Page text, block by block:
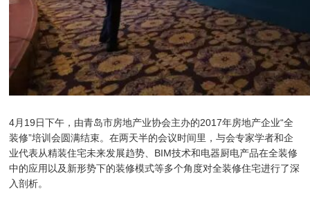
4月19日下午，由青岛市房地产业协会主办的2017年房地产企业“全
装修”培训会圆满结束。在两天半的会议时间里，与会专家学者和企
业代表从精装住宅未来发展趋势、BIM技术和电器厨电产品在全装修
中的应用以及新形势下的装修模式等多个角度对全装修住宅进行了深
入剖析。